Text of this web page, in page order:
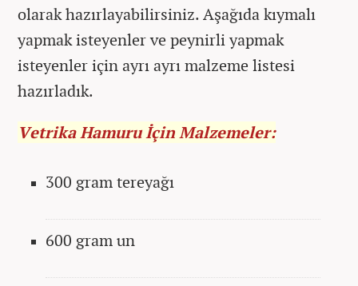
olarak hazırlayabilirsiniz. Aşağıda kıymalı
yapmak isteyenler ve peynirli yapmak
isteyenler için ayrı ayrı malzeme listesi
hazırladık.
Vetrika Hamuru İçin Malzemeler:
300 gram tereyağı
600 gram un